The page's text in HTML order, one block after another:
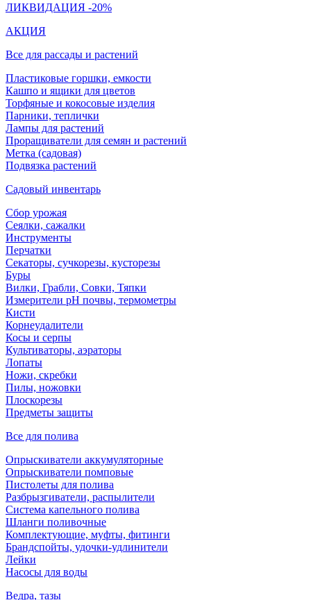
ЛИКВИДАЦИЯ -20%
АКЦИЯ
Все для рассады и растений
Пластиковые горшки, емкости
Кашпо и ящики для цветов
Торфяные и кокосовые изделия
Парники, теплички
Лампы для растений
Проращиватели для семян и растений
Метка (садовая)
Подвязка растений
Садовый инвентарь
Сбор урожая
Сеялки, сажалки
Инструменты
Перчатки
Секаторы, сучкорезы, кусторезы
Буры
Вилки, Грабли, Совки, Тяпки
Измерители pH почвы, термометры
Кисти
Корнеудалители
Косы и серпы
Культиваторы, аэраторы
Лопаты
Ножи, скребки
Пилы, ножовки
Плоскорезы
Предметы защиты
Все для полива
Опрыскиватели аккумуляторные
Опрыскиватели помповые
Пистолеты для полива
Разбрызгиватели, распылители
Система капельного полива
Шланги поливочные
Комплектующие, муфты, фитинги
Брандспойты, удочки-удлинители
Лейки
Насосы для воды
Ведра, тазы